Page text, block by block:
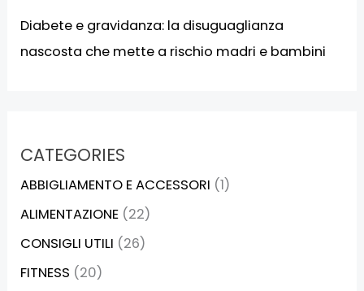
Diabete e gravidanza: la disuguaglianza
nascosta che mette a rischio madri e bambini
CATEGORIES
ABBIGLIAMENTO E ACCESSORI (1)
ALIMENTAZIONE (22)
CONSIGLI UTILI (26)
FITNESS (20)